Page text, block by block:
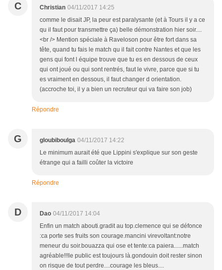
C Christian 04/11/2017 14:25
comme le disait JP, la peur est paralysante (et à Tours il y a ce
qu il faut pour transmettre ça) belle démonstration hier soir....
<br /> Mention spéciale à Raveloson pour être fort dans sa
tête, quand tu fais le match qu il fait contre Nantes et que les
gens qui font l équipe trouve que tu es en dessous de ceux
qui ont joué ou qui sont rentrés, faut le vivre, parce que si tu
es vraiment en dessous, il faut changer d orientation.
(accroche toi, il y a bien un recruteur qui va faire son job)
Répondre
G gloubiboulga 04/11/2017 14:22
Le minimum aurait été que Lippini s'explique sur son geste
étrange qui a failli coûter la victoire
Répondre
D Dao 04/11/2017 14:04
Enfin un match abouti.gradit au top.clemence qui se défonce
:ca porte ses fruits son courage.mancini virevoltant:notre
meneur du soir.bouazza qui ose et tente:ca paiera......match
agréable!!!le public est toujours là.gondouin doit rester sinon
on risque de tout perdre....courage les bleus....